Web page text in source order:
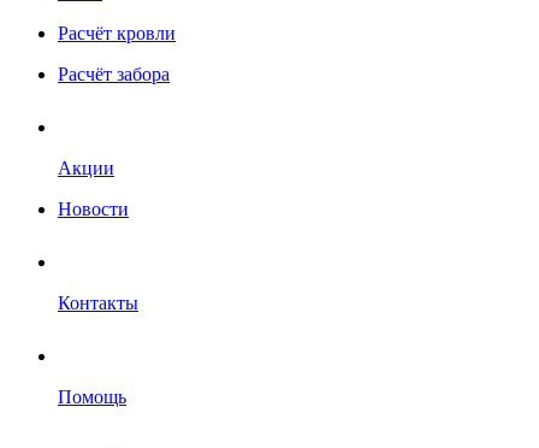
Расчёт кровли
Расчёт забора
Акции
Новости
Контакты
Помощь